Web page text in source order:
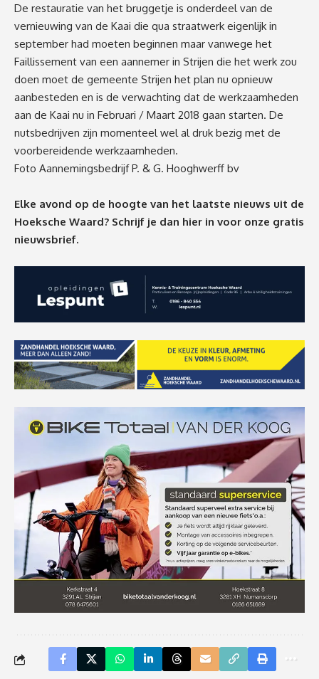
De restauratie van het bruggetje is onderdeel van de
vernieuwing van de Kaai die qua straatwerk eigenlijk in
september had moeten beginnen maar vanwege het
Faillissement van een aannemer in Strijen die het werk zou
doen moet de gemeente Strijen het plan nu opnieuw
aanbesteden en is de verwachting dat de werkzaamheden
aan de Kaai nu in Februari / Maart 2018 gaan starten. De
nutsbedrijven zijn momenteel wel al druk bezig met de
voorbereidende werkzaamheden.
Foto Aannemingsbedrijf P. & G. Hooghwerff bv
Elke avond op de hoogte van het laatste nieuws uit de
Hoeksche Waard? Schrijf je dan hier in voor onze gratis
nieuwsbrief.